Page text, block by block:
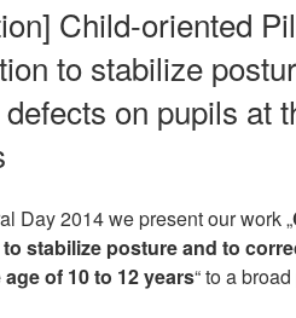
Child-oriented
to stabilize
on pupils at
Day 2014 we present our work „
stabilize posture and to
of 10 to 12 years“ to a